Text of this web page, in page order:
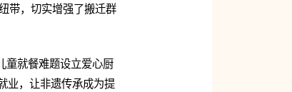
带，切实增强了搬迁群
童就餐难题设立爱心厨
业，让非遗传承成为提